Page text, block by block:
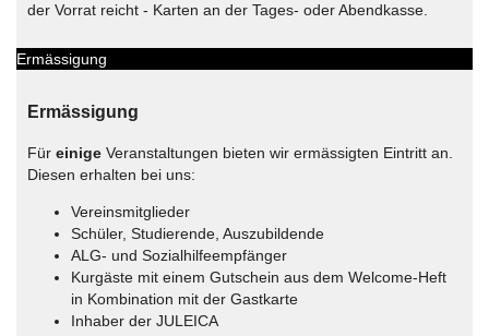
der Vorrat reicht - Karten an der Tages- oder Abendkasse.
Ermässigung
Ermässigung
Für einige Veranstaltungen bieten wir ermässigten Eintritt an.
Diesen erhalten bei uns:
Vereinsmitglieder
Schüler, Studierende, Auszubildende
ALG- und Sozialhilfeempfänger
Kurgäste mit einem Gutschein aus dem Welcome-Heft
in Kombination mit der Gastkarte
Inhaber der JULEICA